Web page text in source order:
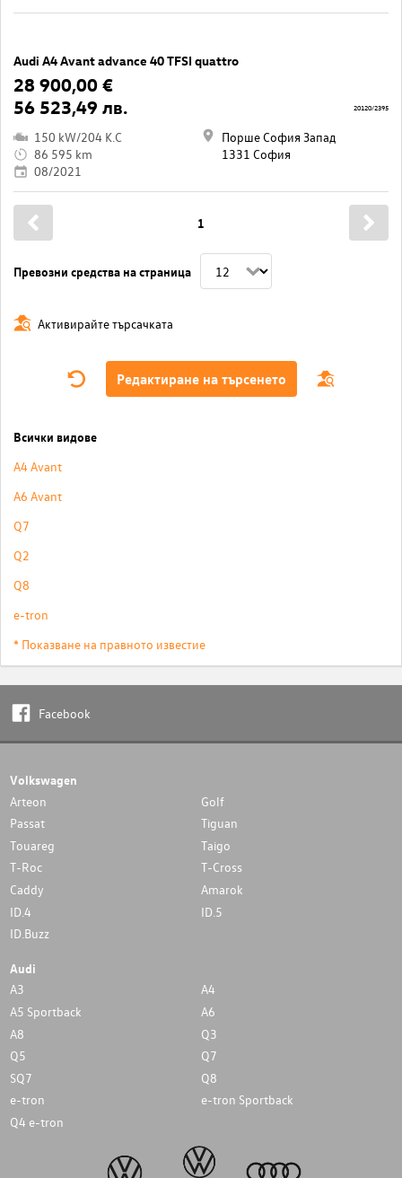
Audi A4 Avant advance 40 TFSI quattro
28 900,00 €
56 523,49 лв.
150 kW/204 K.C
86 595 km
08/2021
Порше София Запад
1331 София
20120/2395
Превозни средства на страница
1
Активирайте търсачката
Редактиране на търсенето
Всички видове
A4 Avant
A6 Avant
Q7
Q2
Q8
e-tron
* Показване на правното известие
Facebook
Volkswagen
Arteon
Golf
Passat
Tiguan
Touareg
Taigo
T-Roc
T-Cross
Caddy
Amarok
ID.4
ID.5
ID.Buzz
Audi
A3
A4
A5 Sportback
A6
A8
Q3
Q5
Q7
SQ7
Q8
e-tron
e-tron Sportback
Q4 e-tron